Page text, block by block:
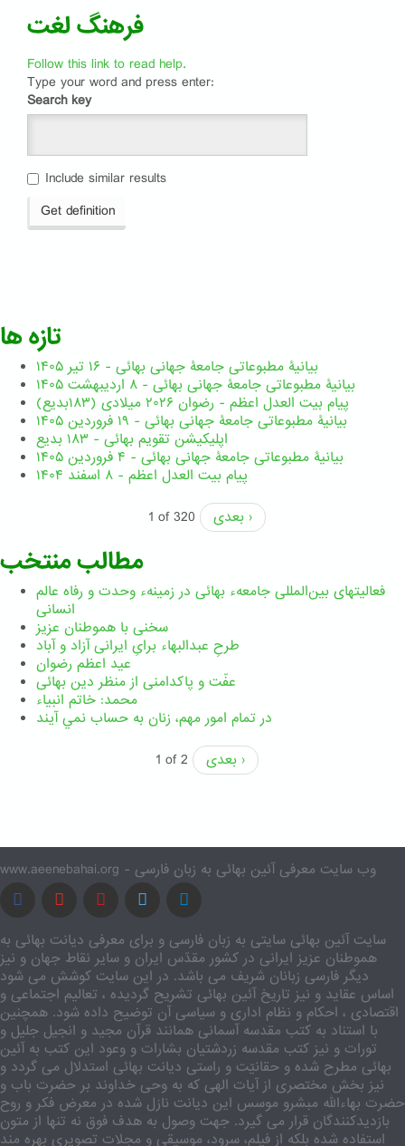
فرهنگ لغت
Follow this link to read help.
Type your word and press enter:
Search key
Include similar results
Get definition
تازه ها
بیانیۀ مطبوعاتی جامعۀ جهانی بهائی - ۱۶ تیر ۱۴۰۵
بیانیۀ مطبوعاتی جامعۀ جهانی بهائی - ۸ اردیبهشت ۱۴۰۵
پیام بیت العدل اعظم - رضوان ۲۰۲۶ میلادی (۱۸۳بدیع)
بیانیۀ مطبوعاتی جامعۀ جهانی بهائی - ۱۹ فروردین ۱۴۰۵
اپلیکیشن تقویم بهائی - ۱۸۳ بدیع
بیانیۀ مطبوعاتی جامعۀ جهانی بهائی - ۴ فروردین ۱۴۰۵
پیام بیت العدل اعظم - ۸ اسفند ۱۴۰۴
1 of 320
بعدی ›
مطالب منتخب
فعالیتهای بین‌المللی جامعهء بهائی در زمینهء وحدت و رفاه عالم
انسانی
سخنی با هموطنان عزیز
طرحِ عبدالبهاء برایِ ایرانی آزاد و آباد
عید اعظم رضوان
عفّت و پاکدامنی از منظر دین بهائی
محمد: خاتم انبیاء
در تمام امور مهم،‌ زنان به حساب نمي آيند
1 of 2
بعدی ›
www.aeenebahai.org - وب سایت معرفی آئین بهائی به زبان فارسی
سایت آئین بهائی سایتی به زبان فارسی و برای معرفی دیانت بهائی به
هموطنان عزیز ایرانی در کشور مقدّس ایران و سایر نقاط جهان و نیز
دیگر فارسی زبانان شریف می باشد. در این سایت کوشش می شود
اساس عقاید و نیز تاریخ آئین بهائی تشریح گردیده ، تعالیم اجتماعی و
اقتصادی ، احکام و نظام اداری و سیاسی آن توضیح داده شود. همچنین
با استناد به کتب مقدسه آسمانی همانند قرآن مجید و انجیل جلیل و
تورات و نیز کتب مقدسه زردشتیان بشارات و وعود این کتب به آئین
بهائی مطرح شده و حقانیّت و راستی دیانت بهائی استدلال می گردد و
نیز بخش مختصری از آیات الهی که به وحی خداوند بر حضرت باب و
حضرت بهاءالله مبشرو موسس این دیانت نازل شده در معرض فکر و روح
بازدیدکنندگان قرار می گیرد. جهت وصول به هدف فوق نه تنها از متون
استفاده شده بلکه از فیلم، سرود، موسیقی و مجلات تصویری بهره مند